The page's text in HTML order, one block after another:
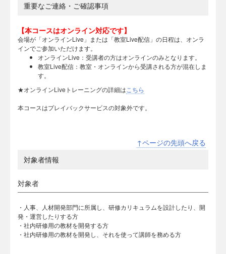
重要なご連絡・ご確認事項
【本コースはオンライン対応です】
会場が「オンラインLive」または「教室Live配信」の日程は、オンラ
インでご参加いただけます。
オンラインLive：受講者の方はオンラインのみとなります。
教室Live配信：教室・オンラインから受講される方が混在しま
す。
★オンラインLiveトレーニングの詳細は こちら
本コースはプレイバックサービスの対象外です。
↑ページの先頭へ戻る
対象者情報
対象者
・人事、人材開発部門に所属し、研修カリキュラムを設計したり、開
発・運営したりする方
・社内研修用の教材を開発する方
・社内研修用の教材を開発し、それを使って講師を務める方